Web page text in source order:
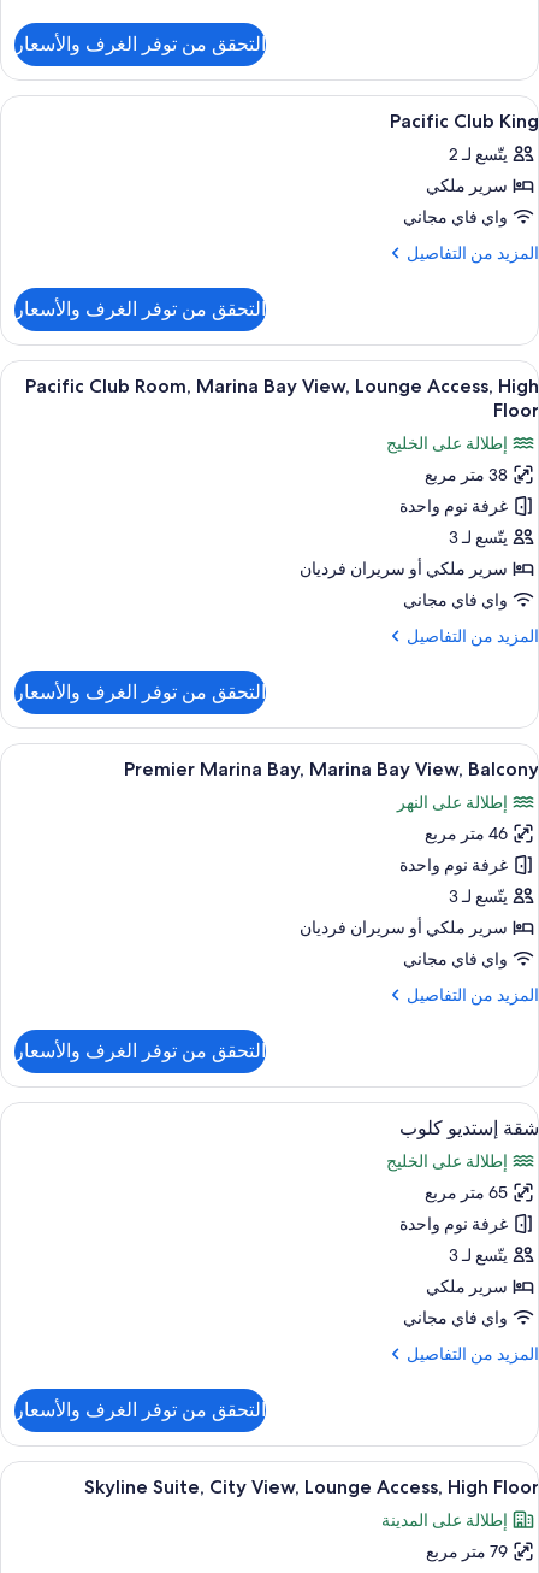
Pacific
Club
Twin
التحقق من توفر الغرف والأسعار
استعراض
جميع
صور
Pacific
Club
King
أغطية فراش متميزة وميني بار وخزنة
16
Pacific Club King
يتّسع لـ 2
سرير ملكي
واي فاي مجاني
المزيد من التفاصيل
المزيد
Pacific
Club
King
التحقق من توفر الغرف والأسعار
استعراض
جميع
Pacific
Club
Room,
Marina
Bay
View,
Lounge
Access,
أغطية فراش متميزة وميني بار وخزنة
7
Pacific Club Room, Marina Bay View, Lounge Access, High
Floor
إطلالة على الخليج
38 متر مربع
غرفة نوم واحدة
يتّسع لـ 3
سرير ملكي‫‬ أو سريران فرديان
واي فاي مجاني
المزيد من التفاصيل
المزيد
Pacific
Club
Room,
Marina
Bay
View,
Lounge
Access,
High
Floor
التحقق من توفر الغرف والأسعار
استعراض
جميع
صور
Premier
Marina
Bay,
Marina
Bay
View,
Balcony
أغطية فراش متميزة وميني بار وخزنة
5
Premier Marina Bay, Marina Bay View, Balcony
إطلالة على النهر
46 متر مربع
غرفة نوم واحدة
يتّسع لـ 3
سرير ملكي‫‬ أو سريران فرديان
واي فاي مجاني
المزيد من التفاصيل
المزيد
Premier
Marina
Bay,
Marina
Bay
View,
Balcony
التحقق من توفر الغرف والأسعار
استعراض
جميع
صور
شقة
إستديو
كلوب
أغطية فراش متميزة وميني بار وخزنة
7
شقة إستديو كلوب
إطلالة على الخليج
65 متر مربع
غرفة نوم واحدة
يتّسع لـ 3
سرير ملكي
واي فاي مجاني
المزيد من التفاصيل
المزيد
شقة
إستديو
كلوب
التحقق من توفر الغرف والأسعار
استعراض
جميع
صور
Skyline
أغطية فراش متميزة وميني بار وخزنة
9
Skyline Suite, City View, Lounge Access, High Floor
إطلالة على المدينة
79 متر مربع